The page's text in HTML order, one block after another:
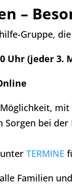
–
Gruppe,
Uhr (jeder 3.
Sorgen bei
unterTERMINE
Familien